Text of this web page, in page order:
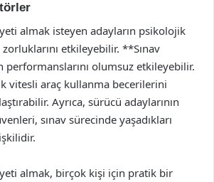
almak isteyen adayların psikolojik
etkileyebilir. **Sınav
performanslarını olumsuz etkileyebilir.
vitesli araç kullanma becerilerini
Ayrıca, sürücü adaylarının
sınav sürecinde yaşadıkları
almak, birçok kişi için pratik bir